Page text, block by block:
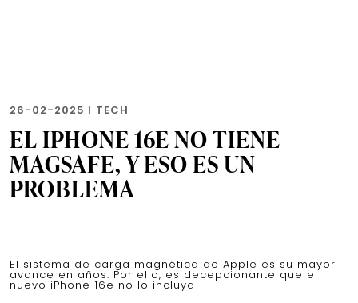
26-02-2025 | TECH
EL IPHONE 16E NO TIENE
MAGSAFE, Y ESO ES UN
PROBLEMA
El sistema de carga magnética de Apple es su mayor
avance en años. Por ello, es decepcionante que el
nuevo iPhone 16e no lo incluya